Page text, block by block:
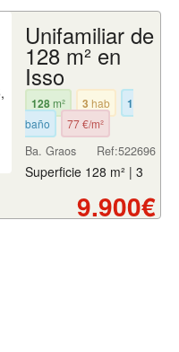
Unifamiliar de
128 m² en
Isso
128m² 3 hab 1
baño 77 €/m²
Ref:522696
Ba. Graos
Superficie 128 m² | 3
9.900€